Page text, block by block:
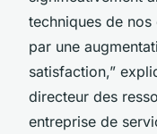
techniques de nos
par une
satisfaction,”
directeur des
entreprise de